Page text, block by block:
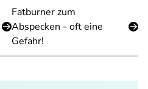
Fatburner zum
Abspecken - oft eine
Gefahr!